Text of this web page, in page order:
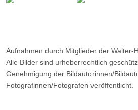
Aufnahmen durch Mitglieder der Walter-
Alle Bilder sind urheberrechtlich
Genehmigung der Bildautorinnen/
Fotografinnen/Fotografen veröffentlicht.